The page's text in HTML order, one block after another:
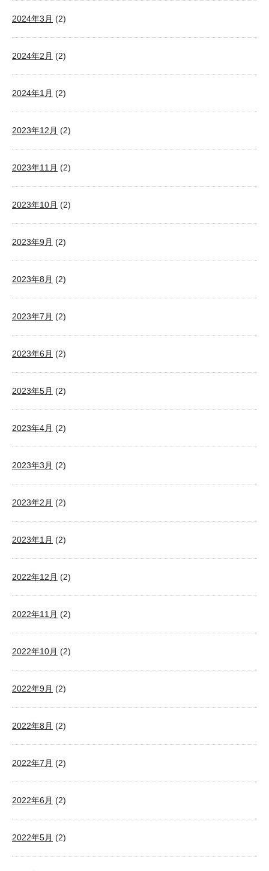
2024年3月 (2)
2024年2月 (2)
2024年1月 (2)
2023年12月 (2)
2023年11月 (2)
2023年10月 (2)
2023年9月 (2)
2023年8月 (2)
2023年7月 (2)
2023年6月 (2)
2023年5月 (2)
2023年4月 (2)
2023年3月 (2)
2023年2月 (2)
2023年1月 (2)
2022年12月 (2)
2022年11月 (2)
2022年10月 (2)
2022年9月 (2)
2022年8月 (2)
2022年7月 (2)
2022年6月 (2)
2022年5月 (2)